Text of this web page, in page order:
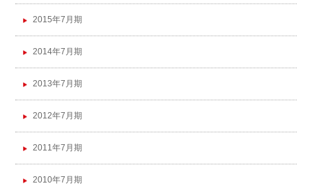
2015年7月期
2014年7月期
2013年7月期
2012年7月期
2011年7月期
2010年7月期